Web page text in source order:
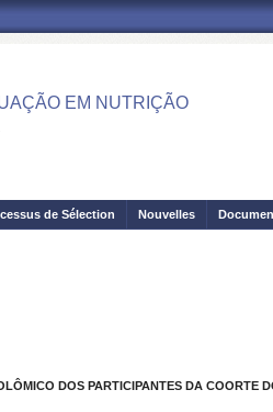
EM NUTRIÇÃO
de Sélection Nouvelles
DOS PARTICIPANTES DA COORTE